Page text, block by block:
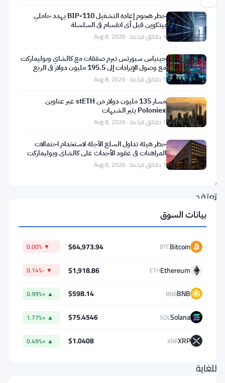
أصدرت
غرايسكيل
قائمة
جديدة.
تتضمن
ثماني
عملات
لكل
منها
قصة
تعتقد
الشركة
أنها
مهمة
والفجوات
ذروتها
قاسية
للغاية
خطر هجوم إعادة التشغيل BIP-110 يهدد حاملي
بيتكوين قبل أي انقسام في السلسلة
1 دقائق قراءة · Aug 8, 2026
جينياس سبورتس تبرم صفقات مع كالشاي وبوليماركت
مع وصول الإيرادات إلى 195.5 مليون دولار في الربع
الثاني1 دقائق قراءة · Aug 8, 2026
مسار 135 مليون دولار من stETH عبر عناوين
Poloniex يثير الشبهات
1 دقائق قراءة · Aug 8, 2026
حظر هيئة تداول السلع الآجلة لاستخدام احتمالات
المراهنات في عقود الأحداث على كالشاي وبوليماركت
1 دقائق قراءة · Aug 8, 2026
بيانات السوق
Bitcoin
BTC
$64,973.94
▼ 0.00%
Ethereum
ETH
$1,918.86
▼ -0.14%
BNB
BNB
$598.14
▲ +0.99%
Solana
SOL
$75.4546
▲ +1.77%
XRP
XRP
$1.0408
▲ +0.49%